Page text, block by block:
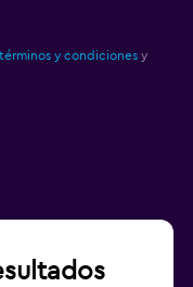
términos y condiciones y